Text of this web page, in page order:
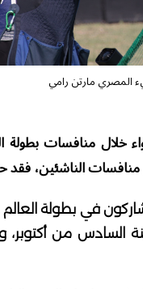
المصري مارتن رامي
الناشئين، فقد
رامٍ ورامية من 19 دولة، يشاركون